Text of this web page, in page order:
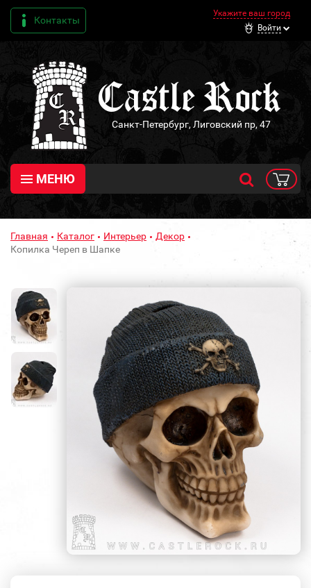
Контакты
Укажите ваш город
Войти
Санкт-Петербург, Лиговский пр, 47
МЕНЮ
Главная Каталог Интерьер
Декор
Копилка Череп в Шапке